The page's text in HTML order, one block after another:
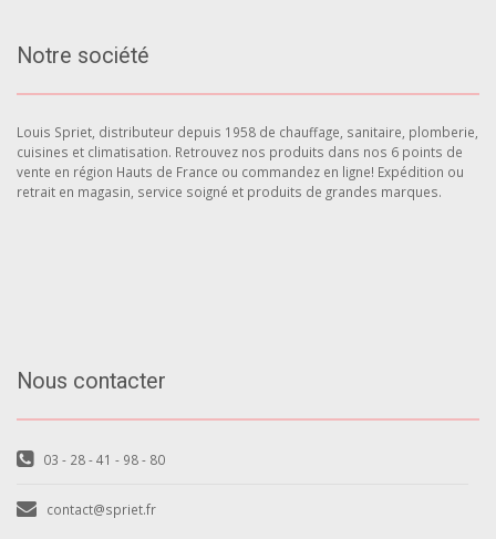
Notre société
Louis Spriet, distributeur depuis 1958 de chauffage, sanitaire, plomberie,
cuisines et climatisation. Retrouvez nos produits dans nos 6 points de
vente en région Hauts de France ou commandez en ligne! Expédition ou
retrait en magasin, service soigné et produits de grandes marques.
Nous contacter
03 - 28 - 41 - 98 - 80
contact@spriet.fr